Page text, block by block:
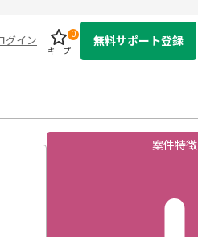
グイン
キープ
0
無料サポート登録
案件特徴